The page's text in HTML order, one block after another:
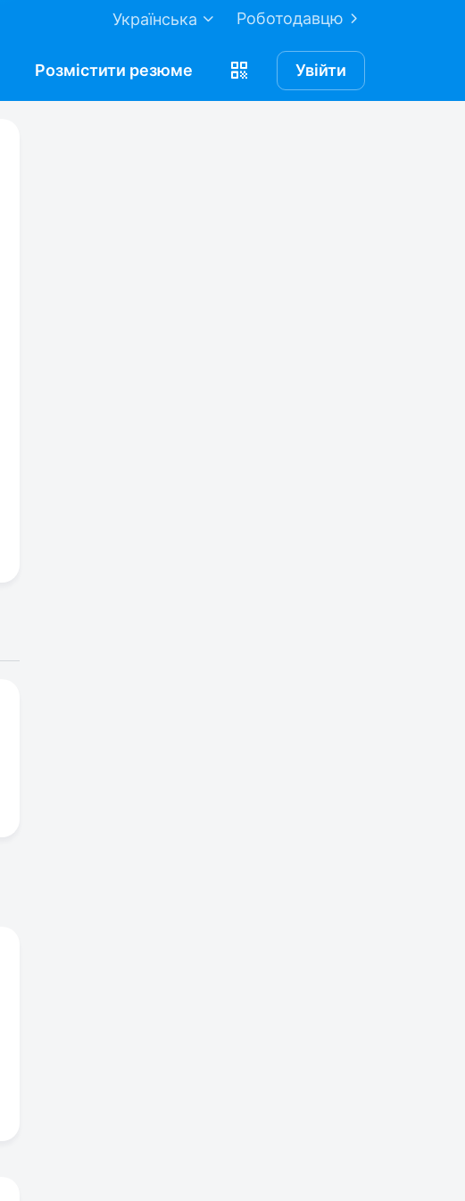
Роботодавцю
Українська
Розмістити резюме Увійти